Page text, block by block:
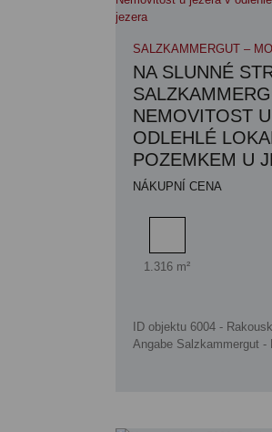
SALZKAMMERGUT –
NA SLUNNÉ
NEMOVITOST
ODLEHLÉ
POZEMKEM U
NÁKUPNÍ CENA
Plocha pozemku
1.316 m²
ID objektu 6004 -
Angabe Salzkammergut -